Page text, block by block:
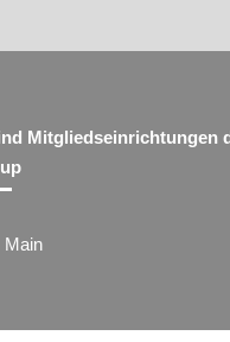
Mitgliedseinrichtungen
Main